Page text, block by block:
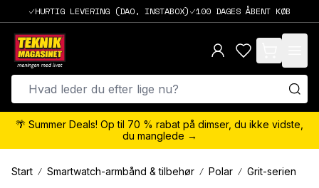
HURTIG LEVERING (DAO, INSTABOX) 100 DAGES ÅBENT KØB
items in cart,
🌴 Summer Deals! Op til 70 % rabat på dimser, du ikke vidste,
du manglede →
Start Smartwatch-armbånd & tilbehør Polar Grit-serien